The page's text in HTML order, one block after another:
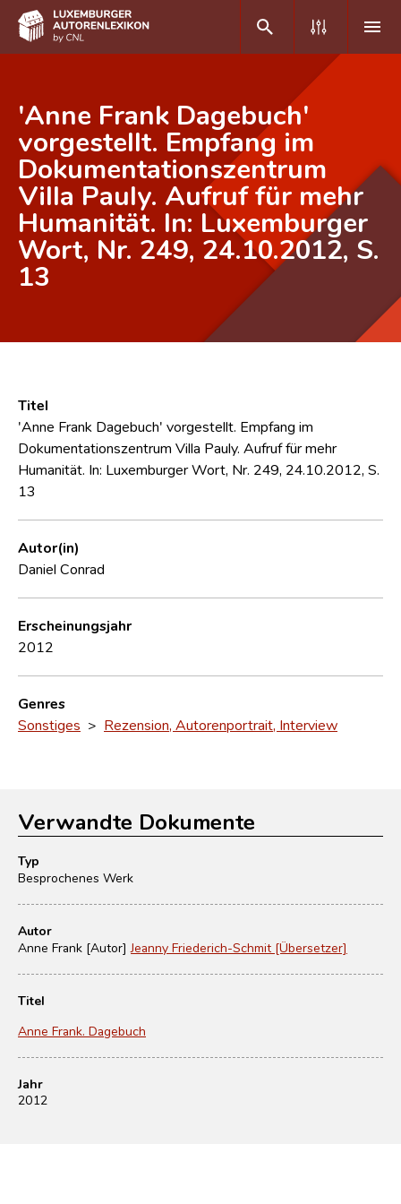
DE FR
Home
Autor(inn)en A-Z
Erweiterte Suche
Häufige Fragen und Antworten
Forschungsgruppe
'Anne Frank Dagebuch'
vorgestellt. Empfang im
Dokumentationszentrum
Villa Pauly. Aufruf für mehr
Humanität. In: Luxemburger
Wort, Nr. 249, 24.10.2012, S.
13
Titel
'Anne Frank Dagebuch' vorgestellt. Empfang im
Dokumentationszentrum Villa Pauly. Aufruf für mehr
Humanität. In: Luxemburger Wort, Nr. 249, 24.10.2012, S.
13
Autor(in)
Daniel Conrad
Erscheinungsjahr
2012
Genres
Sonstiges > Rezension, Autorenportrait, Interview
Verwandte Dokumente
Typ
Besprochenes Werk
Autor
Anne Frank [Autor] Jeanny Friederich-Schmit [Übersetzer]
Titel
Anne Frank. Dagebuch
Jahr
2012